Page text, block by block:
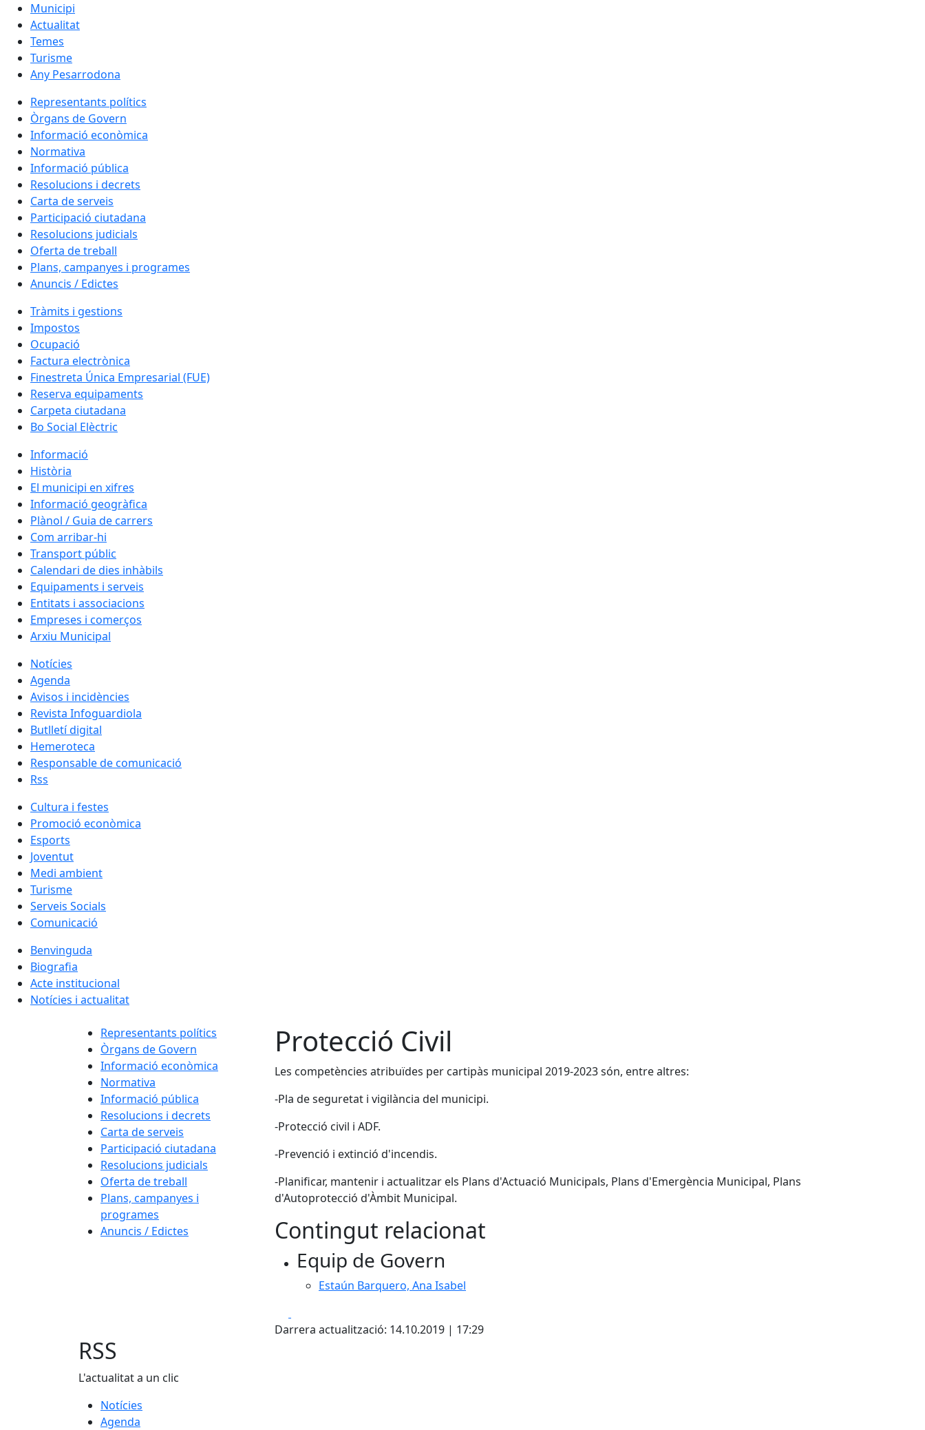
Municipi
Actualitat
Temes
Turisme
Any Pesarrodona
Representants polítics
Òrgans de Govern
Informació econòmica
Normativa
Informació pública
Resolucions i decrets
Carta de serveis
Participació ciutadana
Resolucions judicials
Oferta de treball
Plans, campanyes i programes
Anuncis / Edictes
Tràmits i gestions
Impostos
Ocupació
Factura electrònica
Finestreta Única Empresarial (FUE)
Reserva equipaments
Carpeta ciutadana
Bo Social Elèctric
Informació
Història
El municipi en xifres
Informació geogràfica
Plànol / Guia de carrers
Com arribar-hi
Transport públic
Calendari de dies inhàbils
Equipaments i serveis
Entitats i associacions
Empreses i comerços
Arxiu Municipal
Notícies
Agenda
Avisos i incidències
Revista Infoguardiola
Butlletí digital
Hemeroteca
Responsable de comunicació
Rss
Cultura i festes
Promoció econòmica
Esports
Joventut
Medi ambient
Turisme
Serveis Socials
Comunicació
Benvinguda
Biografia
Acte institucional
Notícies i actualitat
Representants polítics
Òrgans de Govern
Informació econòmica
Normativa
Informació pública
Resolucions i decrets
Carta de serveis
Participació ciutadana
Resolucions judicials
Oferta de treball
Plans, campanyes i
programes
Anuncis / Edictes
Protecció Civil
Les competències atribuïdes per cartipàs municipal 2019-2023 són, entre altres:
-Pla de seguretat i vigilància del municipi.
-Protecció civil i ADF.
-Prevenció i extinció d'incendis.
-Planificar, mantenir i actualitzar els Plans d'Actuació Municipals, Plans d'Emergència Municipal, Plans
d'Autoprotecció d'Àmbit Municipal.
Contingut relacionat
Equip de Govern
Estaún Barquero, Ana Isabel
Darrera actualització: 14.10.2019 | 17:29
RSS
L'actualitat a un clic
Notícies
Agenda